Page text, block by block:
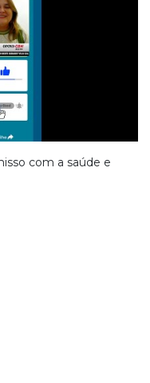
com a saúde e